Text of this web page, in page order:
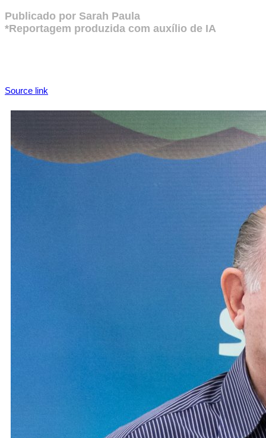
Publicado por Sarah Paula
*Reportagem produzida com auxílio de IA
Source link